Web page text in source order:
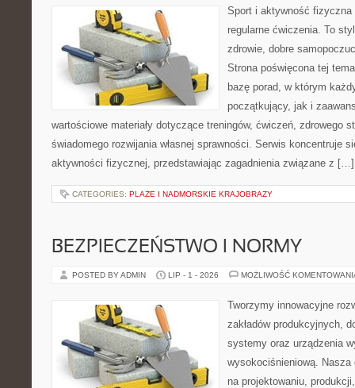
Sport i aktywność
regularne ćwiczenia. To
zdrowie, dobre
Strona poświęcona tej
bazę porad, w którym
początkujący, jak i
wartościowe materiały dotyczące treningów, ćwiczeń, zdrowego
świadomego rozwijania własnej sprawności. Serwis koncentruje
aktywności fizycznej, przedstawiając zagadnienia związane z […]
CATEGORIES: PLAŻE I NADMORSKIE KRAJOBRAZY
BEZPIECZEŃSTWO I NORMY
POSTED BY ADMIN LIP - 1 - 2026 MOŻLIWOŚĆ
Tworzymy innowacyjne
zakładów produkcyjnych,
systemy oraz urządzenia
wysokociśnieniową. Nasza
na projektowaniu,